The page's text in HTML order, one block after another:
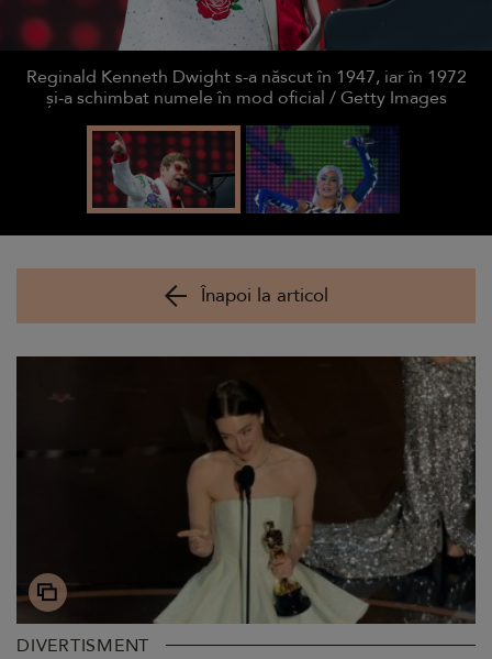
Reginald Kenneth Dwight s-a născut în 1947, iar în 1972
și-a schimbat numele în mod oficial / Getty Images
Înapoi la articol
DIVERTISMENT